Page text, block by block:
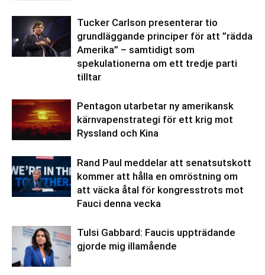
Tucker Carlson presenterar tio
grundläggande principer för att ”rädda
Amerika” – samtidigt som
spekulationerna om ett tredje parti
tilltar
Pentagon utarbetar ny amerikansk
kärnvapenstrategi för ett krig mot
Ryssland och Kina
Rand Paul meddelar att senatsutskott
kommer att hålla en omröstning om
att väcka åtal för kongresstrots mot
Fauci denna vecka
Tulsi Gabbard: Faucis uppträdande
gjorde mig illamående